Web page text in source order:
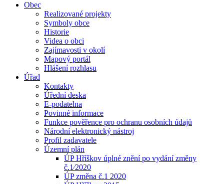
Obec
Realizované projekty
Symboly obce
Historie
Videa o obci
Zajímavosti v okolí
Mapový portál
Hlášení rozhlasu
Úřad
Kontakty
Úřední deska
E-podatelna
Povinné informace
Funkce pověřence pro ochranu osobních údajů
Národní elektronický nástroj
Profil zadavatele
Územní plán
ÚP Hříškov úplné znění po vydání změny
č.1⁄2020
ÚP změna č.1 2020